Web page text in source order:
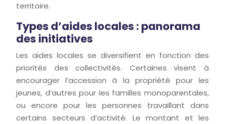
territoire.
Types d’aides locales : panorama
des initiatives
Les aides locales se diversifient en fonction des
priorités des collectivités. Certaines visent à
encourager l’accession à la propriété pour les
jeunes, d’autres pour les familles monoparentales,
ou encore pour les personnes travaillant dans
certains secteurs d’activité. Le montant et les